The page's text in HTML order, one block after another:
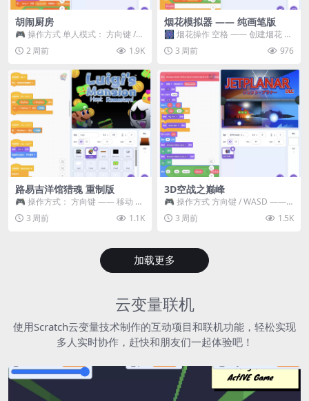
胡闹厨房
🎮 操作方式 单人模式： 方向键 /
WASD —— 移动 Z / K —— 抓...
2 周前 1.9K
烟花模拟器 —— 纯画笔版
🎆 烟花操作 空格 —— 创建烟花 1
~ 3 —— 切换烟花类型 普通烟花
嘶...3 周前 976
路易吉洋馆猎魂 重制版
🎮 操作方式： 方向键 —— 移动 &
跳跃 空格 —— 打开宝箱 将你...
3 周前 1.1K
3D空战之巅峰
🎮 操作方式 方向键 / WASD ——
移动 Z / K —— 射击 / 攻击...
3 周前 1.5K
加载更多
云变量联机
使用Scratch云变量技术制作的互动项目和联机功能，轻松实现
多人实时协作，赶快和朋友们一起体验吧！